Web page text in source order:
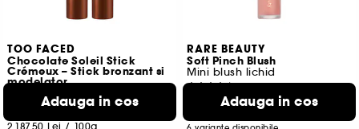
TOO FACED
Chocolate Soleil Stick
Crémeux – Stick bronzant si
modelator
2.187,50 Lei / 100g
Adauga in cos
RARE BEAUTY
Soft Pinch Blush
Mini blush lichid
523
65,50 Lei
Adauga in cos